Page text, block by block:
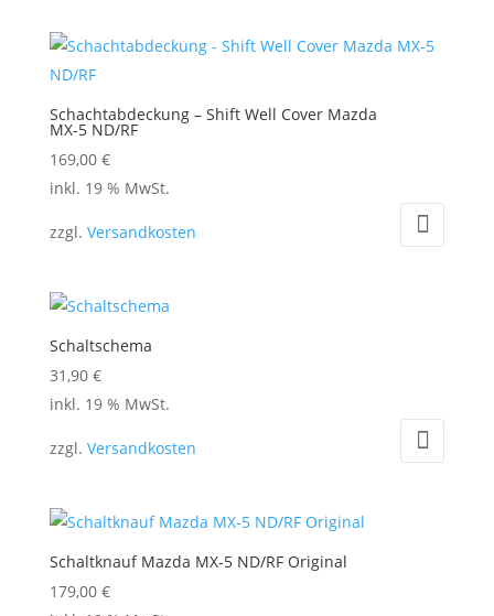
gewählt
werden
Varianten
auf.
Optionen
können
auf
Produktseite
werden
Schachtabdeckung – Shift Well Cover Mazda
MX-5 ND/RF
169,00 €
inkl. 19 % MwSt.
zzgl. Versandkosten
Schaltschema
31,90 €
inkl. 19 % MwSt.
zzgl. Versandkosten
Schaltknauf Mazda MX-5 ND/RF Original
179,00 €